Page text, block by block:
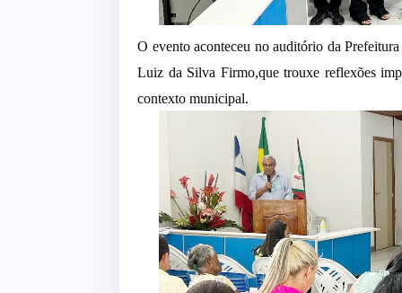
O evento aconteceu no auditório da
Luiz da Silva Firmo,que trouxe reflexões
contexto municipal.